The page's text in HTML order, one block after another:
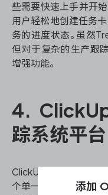
些需要快速上手并开
用户轻松地创建任务
务的进度状态。虽然
但对于复杂的生产跟
增强功能。
4.
踪系统平台
ClickUp是一款功能丰
个单一功能的工具。它
添加